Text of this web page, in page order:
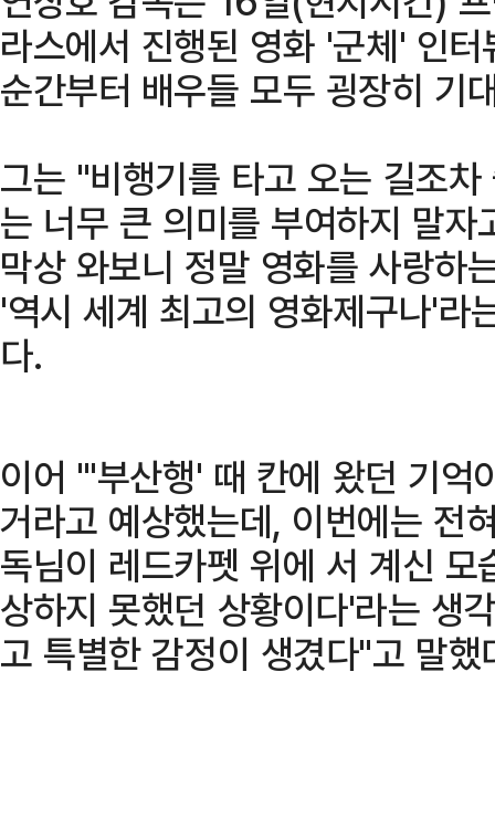
라스에서 진행된 영화 '군체' 인
순간부터 배우들 모두 굉장히 기
그는 "비행기를 타고 오는 길조
는 너무 큰 의미를 부여하지 말
막상 와보니 정말 영화를 사랑하
'역시 세계 최고의 영화제구나'라
다.
이어 "'부산행' 때 칸에 왔던 기억
거라고 예상했는데, 이번에는 전
독님이 레드카펫 위에 서 계신
상하지 못했던 상황이다'라는 생
고 특별한 감정이 생겼다"고 말했